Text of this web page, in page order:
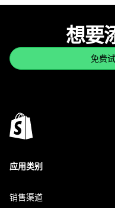
想要
免费
应用类别
销售渠道